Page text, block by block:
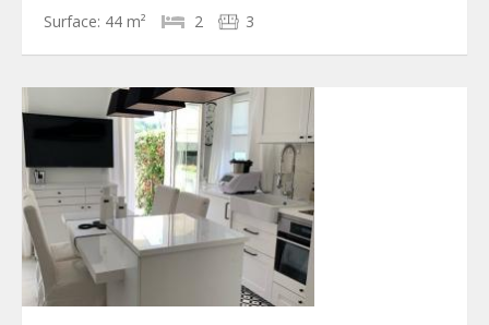
Surface: 44 m² 2 3